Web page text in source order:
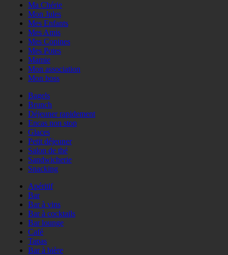
Ma Chérie
Mon Jules
Mes Enfants
Mes Amis
Mes Copines
Mes Potes
Mamie
Mon association
Mon boss
Bagels
Brunch
Déjeuner rapidement
Encas non stop
Glaces
Petit déjeuner
Salon de thé
Sandwicherie
Snacking
Apéritif
Bar
Bar à vins
Bar à cocktails
Bar lounge
Café
Tapas
Bar à bière